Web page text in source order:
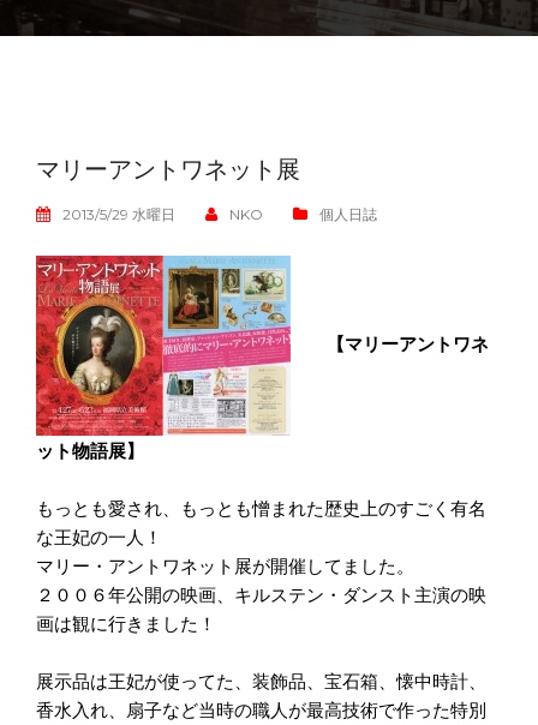
マリーアントワネット展
2013/5/29 水曜日 NKO 個人日誌
【マリーアントワネ
ット物語展】
もっとも愛され、もっとも憎まれた歴史上のすごく有名
な王妃の一人！
マリー・アントワネット展が開催してました。
２００６年公開の映画、キルステン・ダンスト主演の映
画は観に行きました！
展示品は王妃が使ってた、装飾品、宝石箱、懐中時計、
香水入れ、扇子など当時の職人が最高技術で作った特別